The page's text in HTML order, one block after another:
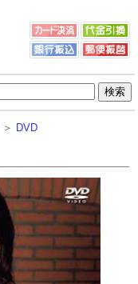
＞ DVD